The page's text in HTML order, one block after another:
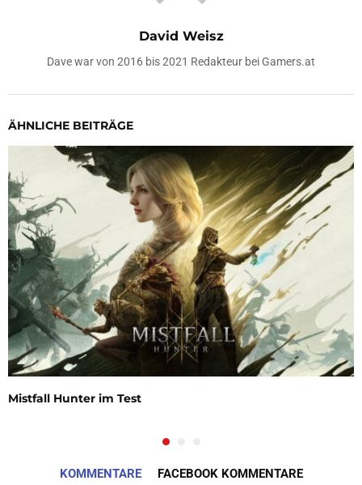
David Weisz
Dave war von 2016 bis 2021 Redakteur bei Gamers.at
ÄHNLICHE BEITRÄGE
Mistfall Hunter im Test
KOMMENTARE FACEBOOK KOMMENTARE